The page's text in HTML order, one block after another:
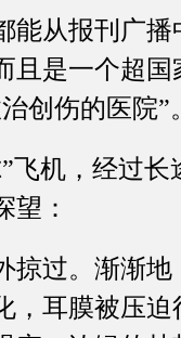
从报刊广播
且是一个超
创伤的医院”
机，经过长
望：
过。渐渐地
，耳膜被压